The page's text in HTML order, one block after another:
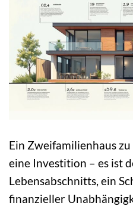
Ein Zweifamilienhaus
eine Investition – es ist
Lebensabschnitts, ein
finanzieller